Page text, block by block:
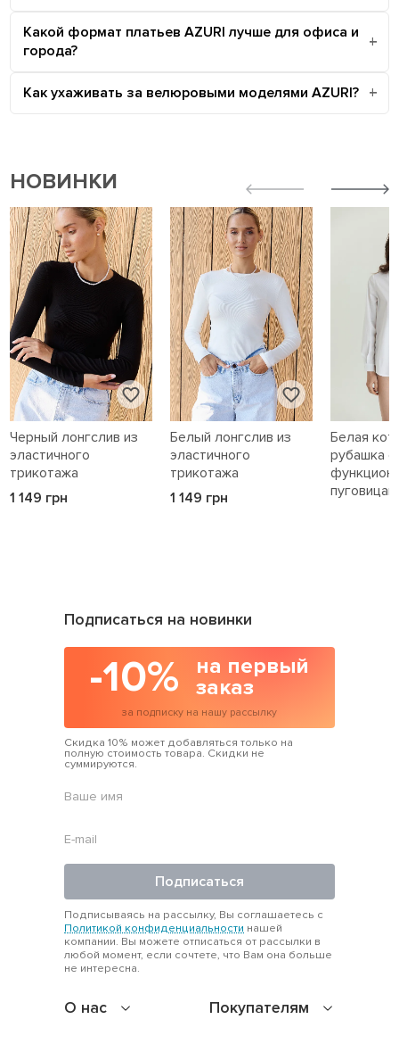
Какой формат платьев AZURI лучше для офиса и
города?
Как ухаживать за велюровыми моделями AZURI?
НОВИНКИ
Черный лонгслив из
эластичного
трикотажа
1 149 грн
Белый лонгслив из
эластичного
трикотажа
1 149 грн
Белая
рубашка с
О нас Покупателям
Подписаться на новинки
-10%
на первый
заказ
за подписку на нашу рассылку
Скидка 10% может добавляться только на
полную стоимость товара. Скидки не
суммируются.
Подписаться
Подписываясь на рассылку, Вы соглашаетесь с
Политикой конфиденциальности нашей
компании. Вы можете отписаться от рассылки в
любой момент, если сочтете, что Вам она больше
не интересна.